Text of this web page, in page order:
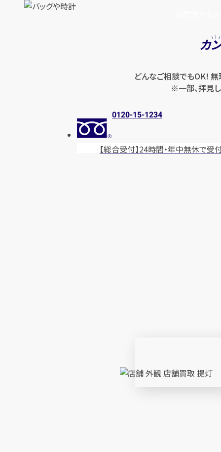
カ
どんなご相談でもOK! 無
※一部、拝見
0120-15-1234
【総合受付】24時間・年中無休で受